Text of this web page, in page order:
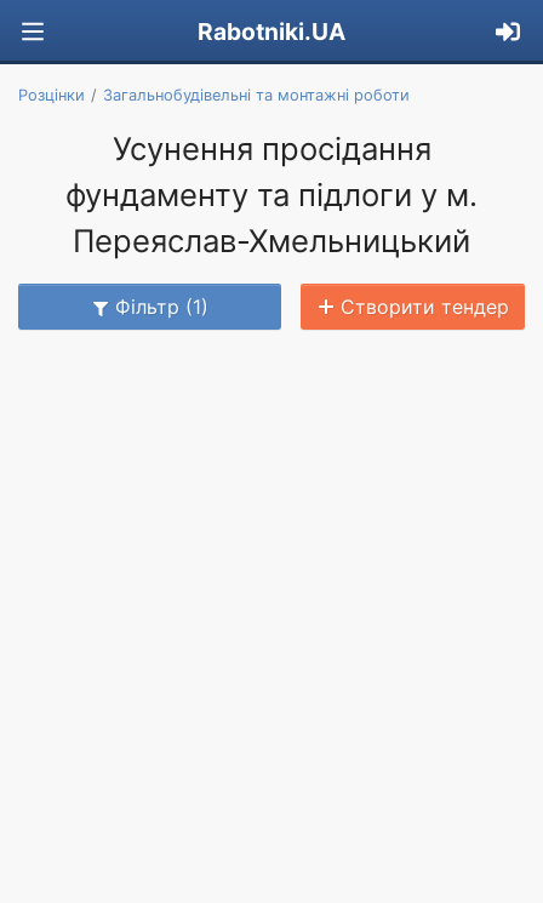
Rabotniki.UA
Розцінки Загальнобудівельні та монтажні роботи
Усунення просідання
фундаменту та підлоги у м.
Переяслав-Хмельницький
Фільтр (1) Створити тендер